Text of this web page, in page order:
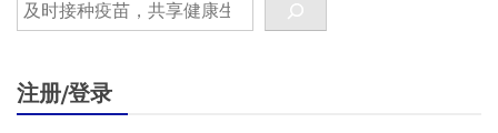
注册/登录